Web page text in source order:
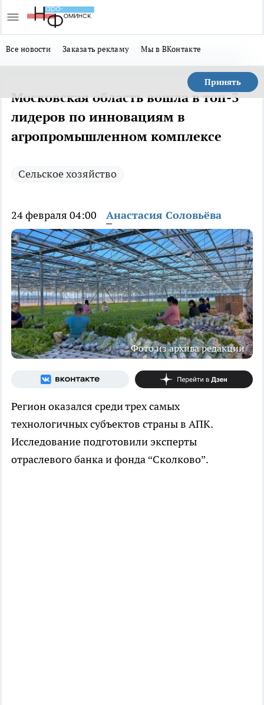
Все новости Заказать рекламу Мы в ВКонтакте
Принять
Московская область вошла в топ-3
лидеров по инновациям в
агропромышленном комплексе
Сельское хозяйство
24 февраля 04:00 Анастасия Соловьёва
Фото из архива редакции
Регион оказался среди трех самых
технологичных субъектов страны в АПК.
Исследование подготовили эксперты
отраслевого банка и фонда “Сколково”.